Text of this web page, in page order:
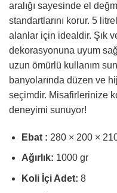
aralığı sayesinde el
standartlarını korur. 5
alanlar için idealdir. Şık
dekorasyonuna uyum
uzun ömürlü kullanım
banyolarında düzen ve
seçimdir. Misafirlerinize
deneyimi sunuyor!
Ebat : 280 × 200 ×
Ağırlık: 1000 gr
Koli İçi Adet: 8